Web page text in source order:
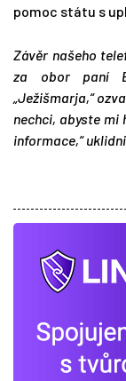
pomoc státu s
Závěr našeho
za obor paní
„Ježišmarja,“
nechci, abyste mi
informace,“